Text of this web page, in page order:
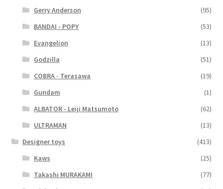
Gerry Anderson
(95)
BANDAI - POPY
(53)
Evangelion
(13)
Godzilla
(51)
COBRA - Terasawa
(19)
Gundam
(1)
ALBATOR - Leiji Matsumoto
(62)
ULTRAMAN
(13)
Designer toys
(413)
Kaws
(25)
Takashi MURAKAMI
(77)